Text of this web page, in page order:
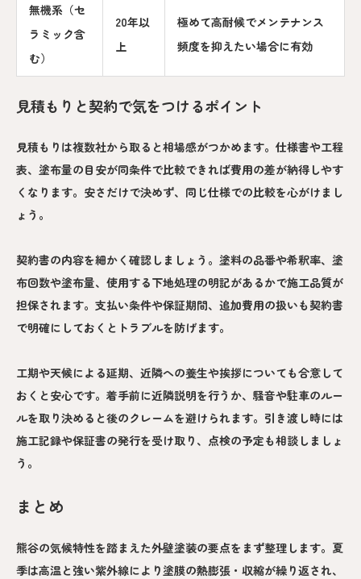
無機系（セ
ラミック含
む）
20年以
上
極めて高耐候でメンテナンス
頻度を抑えたい場合に有効
見積もりと契約で気をつけるポイント
見積もりは複数社から取ると相場感がつかめます。仕様書や工程
表、塗布量の目安が同条件で比較できれば費用の差が納得しやす
くなります。安さだけで決めず、同じ仕様での比較を心がけまし
ょう。
契約書の内容を細かく確認しましょう。塗料の品番や希釈率、塗
布回数や塗布量、使用する下地処理の明記があるかで施工品質が
担保されます。支払い条件や保証期間、追加費用の扱いも契約書
で明確にしておくとトラブルを防げます。
工期や天候による延期、近隣への養生や挨拶についても合意して
おくと安心です。着手前に近隣説明を行うか、騒音や駐車のルー
ルを取り決めると後のクレームを避けられます。引き渡し時には
施工記録や保証書の発行を受け取り、点検の予定も相談しましょ
う。
まとめ
熊谷の気候特性を踏まえた外壁塗装の要点をまず整理します。夏
季は高温と強い紫外線により塗膜の熱膨張・収縮が繰り返され、